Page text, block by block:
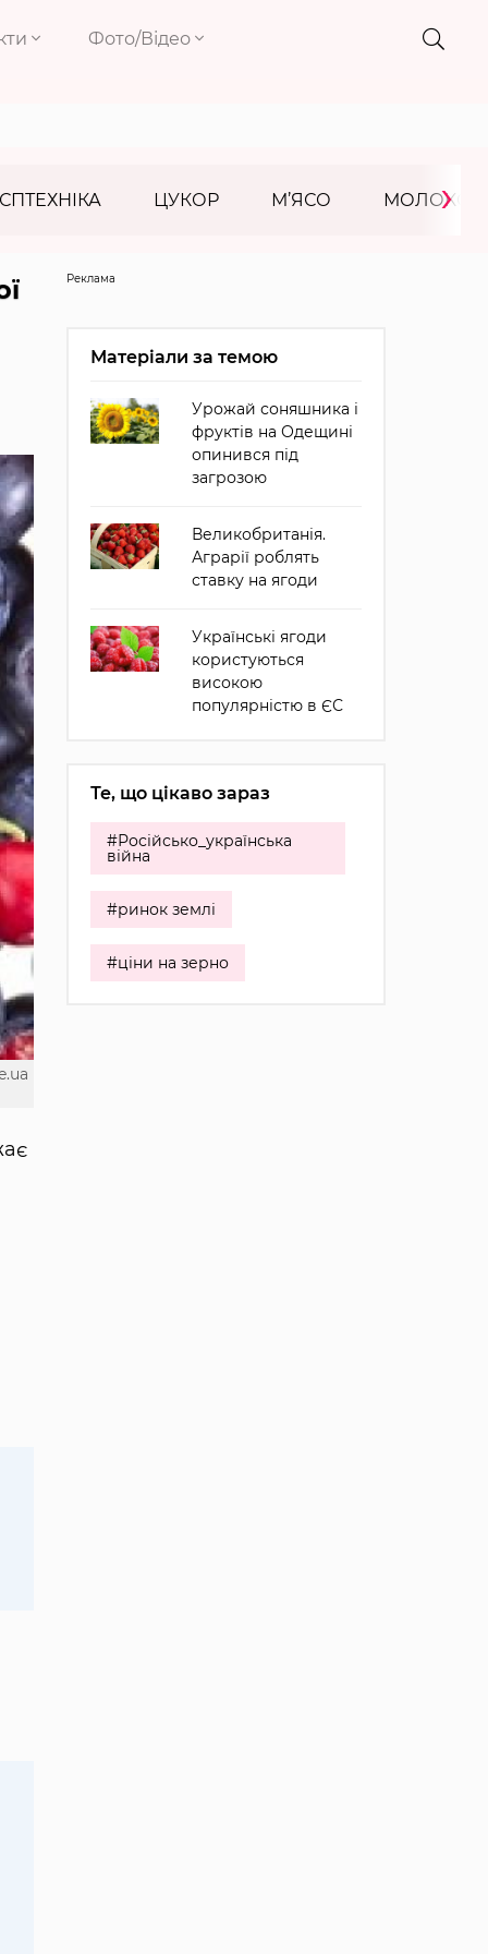
Фото/Відео
ЦУКОР М’ЯСО МОЛОКО
›
Реклама
Матеріали за темою
Урожай соняшника і
фруктів на Одещині
опинився під
загрозою
Великобританія.
Аграрії роблять
ставку на ягоди
Українські ягоди
користуються
високою
популярністю в ЄС
Те, що цікаво зараз
#Російсько_українська
війна
#ринок землі
#ціни на зерно